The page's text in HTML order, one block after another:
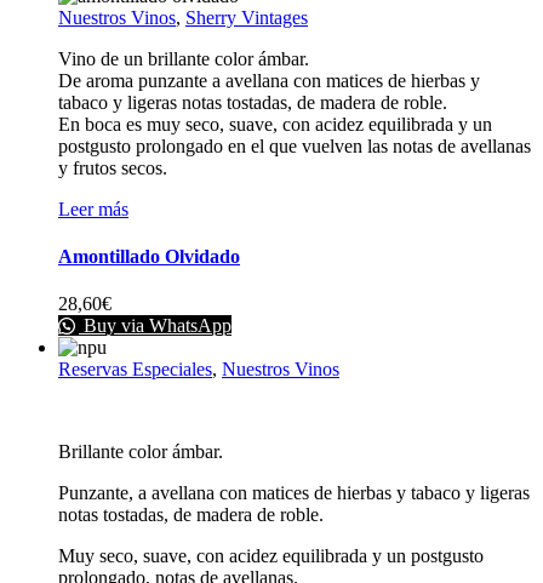
Nuestros Vinos, Sherry Vintages
Vino de un brillante color ámbar.
De aroma punzante a avellana con matices de hierbas y
tabaco y ligeras notas tostadas, de madera de roble.
En boca es muy seco, suave, con acidez equilibrada y un
postgusto prolongado en el que vuelven las notas de avellanas
y frutos secos.
Leer más
Amontillado Olvidado
28,60€
Buy via WhatsApp
Reservas Especiales, Nuestros Vinos
Brillante color ámbar.
Punzante, a avellana con matices de hierbas y tabaco y ligeras
notas tostadas, de madera de roble.
Muy seco, suave, con acidez equilibrada y un postgusto
prolongado, notas de avellanas.